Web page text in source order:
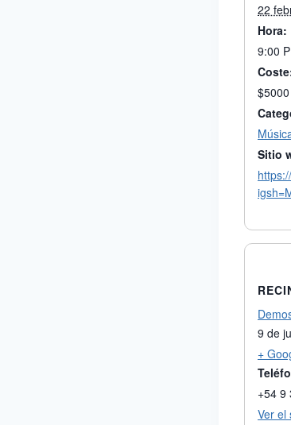
22
Hora:
9:00
$5000
Sitio
9 de
+
+54 9
Ver el